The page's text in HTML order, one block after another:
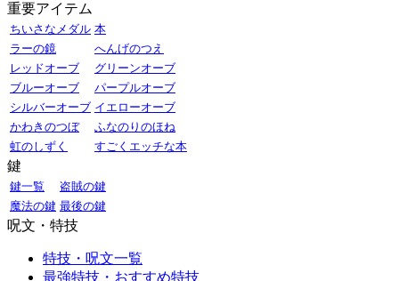
重要アイテム
ちいさなメダル 本
ラーの鏡
へんげのつえ
レッドオーブ
グリーンオーブ
ブルーオーブ
パープルオーブ
シルバーオーブ イエローオーブ
かわきのつぼ
ふなのりのほね
虹のしずく
すごくエッチな本
鍵
鍵一覧
盗賊の鍵
魔法の鍵 最後の鍵
呪文・特技
特技・呪文一覧
最強特技・おすすめ特技